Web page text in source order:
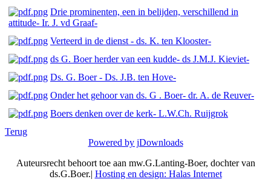
Drie prominenten, een in belijden, verschillend in
attitude- Ir. J. vd Graaf-
Verteerd in de dienst - ds. K. ten Klooster-
ds G. Boer herder van een kudde- ds J.M.J. Kieviet-
Ds. G. Boer - Ds. J.B. ten Hove-
Onder het gehoor van ds. G . Boer- dr. A. de Reuver-
Boers denken over de kerk- L.W.Ch. Ruijgrok
Terug
Powered by jDownloads
Auteursrecht behoort toe aan mw.G.Lanting-Boer, dochter van
ds.G.Boer.| Hosting en design: Halas Internet